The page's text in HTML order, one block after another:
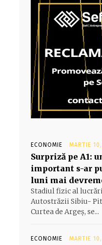
ECONOMIE MARTIE
Surpriză pe A1:
important s-ar
luni mai
Stadiul fizic al
Autostrăzii Sibiu-
Curtea de Argeş, se...
ECONOMIE MARTIE